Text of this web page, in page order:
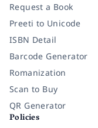
Request a Book
Preeti to Unicode
ISBN Detail
Barcode Generator
Romanization
Scan to Buy
QR Generator
Policies